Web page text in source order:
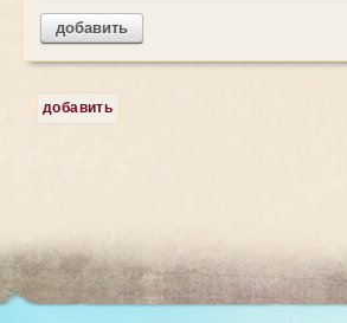
добавить
добавить